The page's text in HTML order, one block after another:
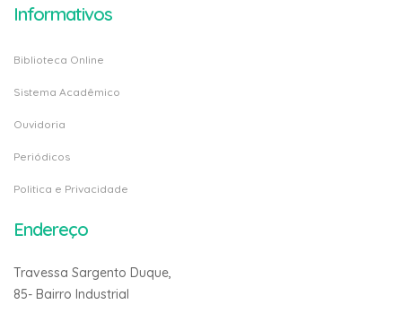
Informativos
Biblioteca Online
Sistema Acadêmico
Ouvidoria
Periódicos
Politica e Privacidade
Endereço
Travessa Sargento Duque,
85- Bairro Industrial